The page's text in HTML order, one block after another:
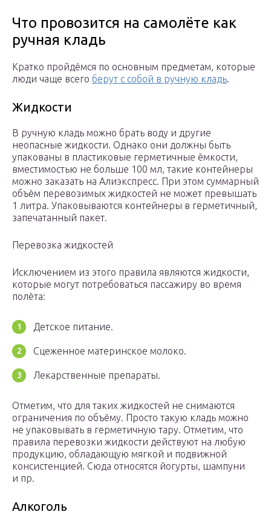
Что провозится на самолёте как
ручная кладь
Кратко пройдёмся по основным предметам, которые
люди чаще всего берут с собой в ручную кладь.
Жидкости
В ручную кладь можно брать воду и другие
неопасные жидкости. Однако они должны быть
упакованы в пластиковые герметичные ёмкости,
вместимостью не больше 100 мл, такие контейнеры
можно заказать на Алиэкспресс. При этом суммарный
объём перевозимых жидкостей не может превышать
1 литра. Упаковываются контейнеры в герметичный,
запечатанный пакет.
Перевозка жидкостей
Исключением из этого правила являются жидкости,
которые могут потребоваться пассажиру во время
полёта:
Детское питание.
Сцеженное материнское молоко.
Лекарственные препараты.
Отметим, что для таких жидкостей не снимаются
ограничения по объёму. Просто такую кладь можно
не упаковывать в герметичную тару. Отметим, что
правила перевозки жидкости действуют на любую
продукцию, обладающую мягкой и подвижной
консистенцией. Сюда относятся йогурты, шампуни
и пр.
Алкоголь